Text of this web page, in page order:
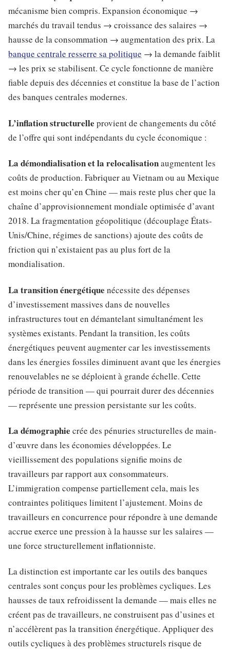
mécanisme bien compris. Expansion économique →
marchés du travail tendus → croissance des salaires →
hausse de la consommation → augmentation des prix. La
banque centrale resserre sa politique → la demande faiblit
→ les prix se stabilisent. Ce cycle fonctionne de manière
fiable depuis des décennies et constitue la base de l’action
des banques centrales modernes.
L’inflation structurelle provient de changements du côté
de l’offre qui sont indépendants du cycle économique :
La démondialisation et la relocalisationaugmentent les
coûts de production. Fabriquer au Vietnam ou au Mexique
est moins cher qu’en Chine — mais reste plus cher que la
chaîne d’approvisionnement mondiale optimisée d’avant
2018. La fragmentation géopolitique (découplage États-
Unis/Chine, régimes de sanctions) ajoute des coûts de
friction qui n’existaient pas au plus fort de la
mondialisation.
La transition énergétique nécessite des dépenses
d’investissement massives dans de nouvelles
infrastructures tout en démantelant simultanément les
systèmes existants. Pendant la transition, les coûts
énergétiques peuvent augmenter car les investissements
dans les énergies fossiles diminuent avant que les énergies
renouvelables ne se déploient à grande échelle. Cette
période de transition — qui pourrait durer des décennies
— représente une pression persistante sur les coûts.
La démographie crée des pénuries structurelles de main-
d’œuvre dans les économies développées. Le
vieillissement des populations signifie moins de
travailleurs par rapport aux consommateurs.
L’immigration compense partiellement cela, mais les
contraintes politiques limitent l’ajustement. Moins de
travailleurs en concurrence pour répondre à une demande
accrue exerce une pression à la hausse sur les salaires —
une force structurellement inflationniste.
La distinction est importante car les outils des banques
centrales sont conçus pour les problèmes cycliques. Les
hausses de taux refroidissent la demande — mais elles ne
créent pas de travailleurs, ne construisent pas d’usines et
n’accélèrent pas la transition énergétique. Appliquer des
outils cycliques à des problèmes structurels risque de